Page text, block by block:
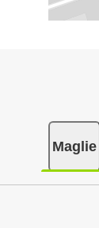
Maglie